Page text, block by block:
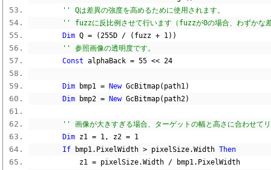
'' Qは差異の強度を高めるために使用されます。
'' fuzzに反比例させて行います（fuzzが0の場合、わずかな
Dim Q = (255D / ( fuzz + 1))
'' 参照画像の透明度です。
Const alphaBack = 55 << 24
Dim bmp1 = New GcBitmap( path1)
Dim bmp2 = New GcBitmap( path2)
'' 画像が大きすぎる場合、ターゲットの幅と高さに合わせて
Dim z1 = 1, z2 = 1
If bmp1. PixelWidth > pixelSize.Width Then
            z1
= pixelSize.Width / bmp1. PixelWidth